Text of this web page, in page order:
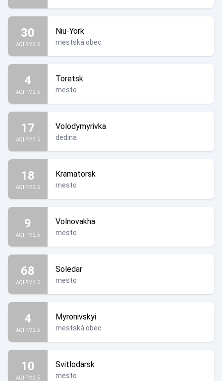
30
AQI PM2.5
Niu-York
mestská obec
4
AQI PM2.5
Toretsk
mesto
17
AQI PM2.5
Volodymyrivka
dedina
18
AQI PM2.5
Kramatorsk
mesto
9
AQI PM2.5
Volnovakha
mesto
68
AQI PM2.5
Soledar
mesto
4
AQI PM2.5
Myronivskyi
mestská obec
10
AQI PM2.5
Svitlodarsk
mesto